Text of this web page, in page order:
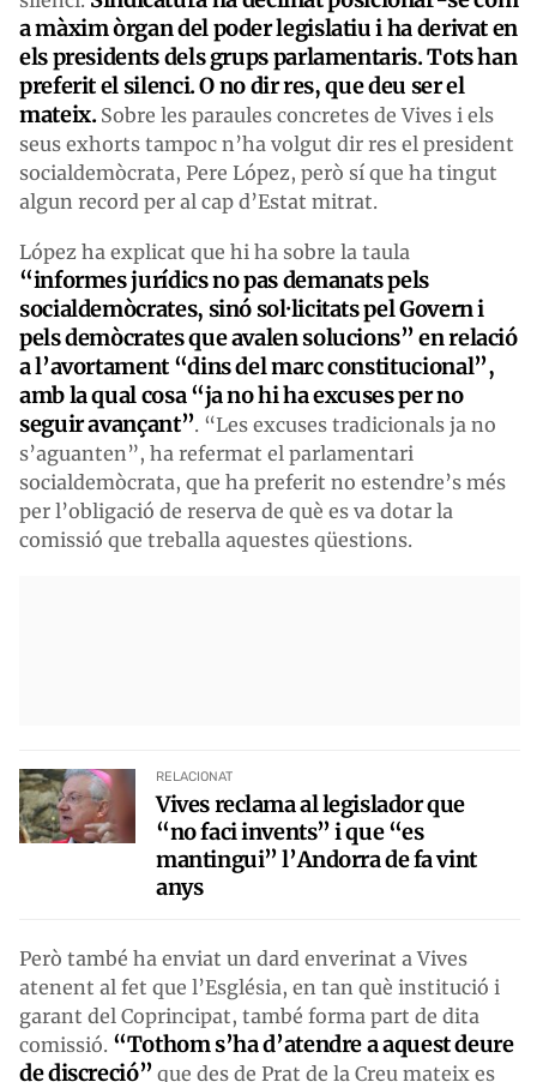
a màxim òrgan del poder legislatiu i ha derivat en
els presidents dels grups parlamentaris. Tots han
preferit el silenci. O no dir res, que deu ser el
mateix.Sobre les paraules concretes de Vives i els
seus exhorts tampoc n’ha volgut dir res el president
socialdemòcrata, Pere López, però sí que ha tingut
algun record per al cap d’Estat mitrat.
López ha explicat que hi ha sobre la taula
“informes jurídics no pas demanats pels
socialdemòcrates, sinó sol·licitats pel Govern i
pels demòcrates que avalen solucions” en relació
a l’avortament “dins del marc constitucional”,
amb la qual cosa “ja no hi ha excuses per no
seguir avançant”. “Les excuses tradicionals ja no
s’aguanten”, ha refermat el parlamentari
socialdemòcrata, que ha preferit no estendre’s més
per l’obligació de reserva de què es va dotar la
comissió que treballa aquestes qüestions.
RELACIONAT
Vives reclama al legislador que
“no faci invents” i que “es
mantingui” l’Andorra de fa vint
anys
Però també ha enviat un dard enverinat a Vives
atenent al fet que l’Església, en tan què institució i
garant del Coprincipat, també forma part de dita
comissió. “Tothom s’ha d’atendre a aquest deure
de discreció” que des de Prat de la Creu mateix es